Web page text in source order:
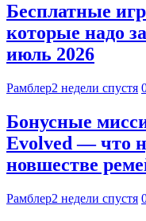
Бесплатные
которые надо
июль 2026
Рамблер2 недели спустя
Бонусные
Evolved — что
новшестве
Рамблер2 недели спустя